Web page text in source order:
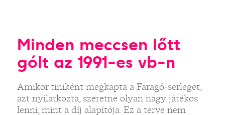
Minden meccsen lőtt
gólt az 1991-es vb-n
Amikor tiniként megkapta a Faragó-serleget,
azt nyilatkozta, szeretne olyan nagy játékos
lenni, mint a díj alapítója. Ez a terve nem